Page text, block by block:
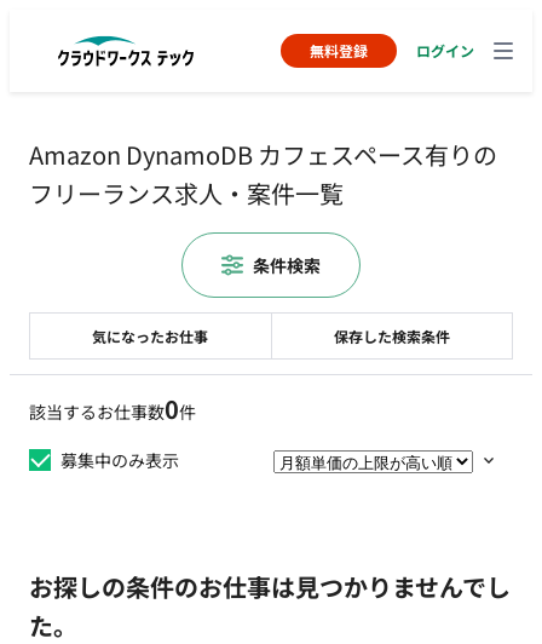
無料登録 ログイン
Amazon DynamoDB カフェスペース有りの
フリーランス求人・案件一覧
該当するお仕事数0件
募集中のみ表示
お探しの条件のお仕事は見つかりませんでし
た。
気になったお仕事 保存した検索条件
条件検索